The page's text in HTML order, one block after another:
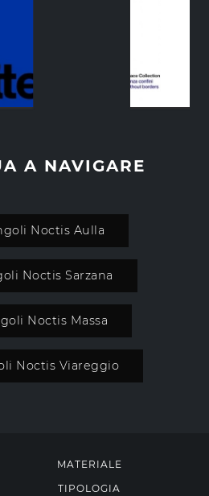
A NAVIGARE
Noctis Aulla
Noctis Sarzana
Noctis Massa
Noctis Viareggio
MATERIALE
TIPOLOGIA